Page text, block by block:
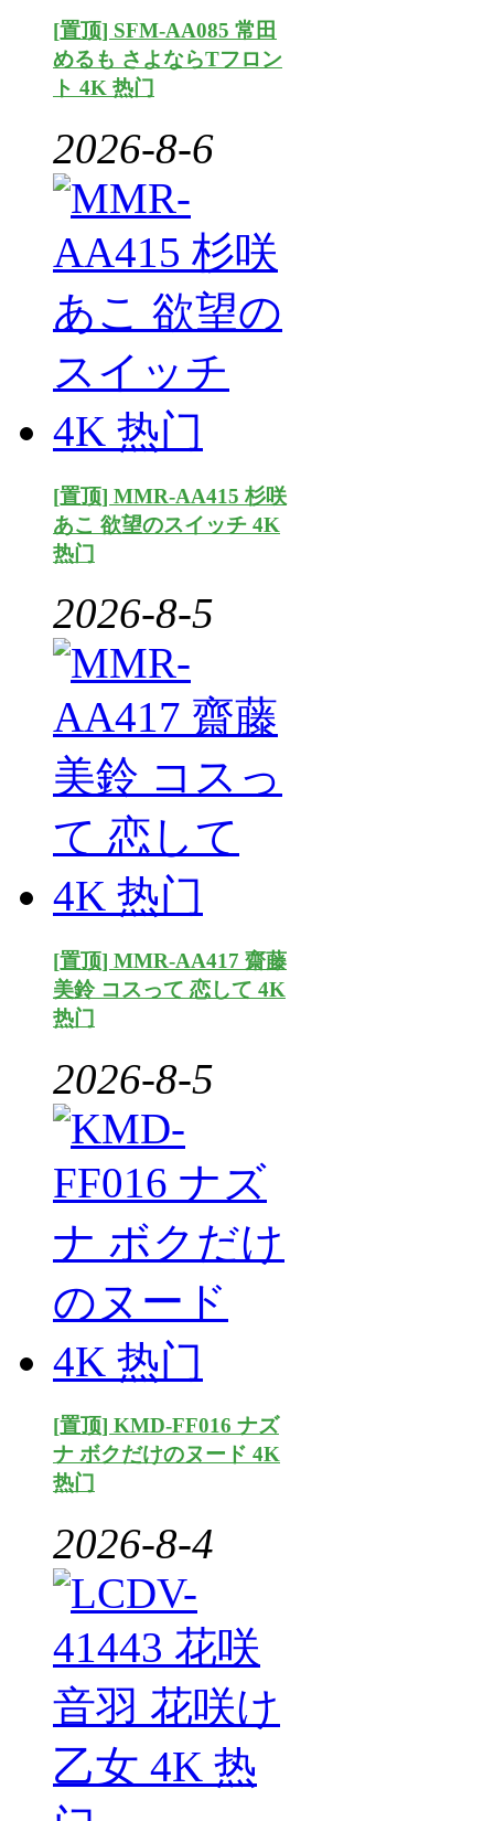
[置顶] SFM-AA085 常田
めるも さよならTフロン
ト 4K 热门
2026-8-6
[置顶] MMR-AA415 杉咲
あこ 欲望のスイッチ 4K
热门
2026-8-5
[置顶] MMR-AA417 齋藤
美鈴 コスって 恋して 4K
热门
2026-8-5
[置顶] KMD-FF016 ナズ
ナ ボクだけのヌード 4K
热门
2026-8-4